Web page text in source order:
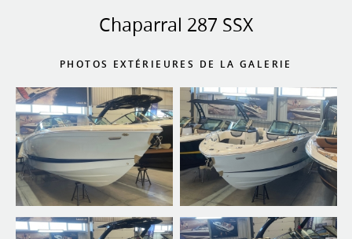
Chaparral 287 SSX
PHOTOS EXTÉRIEURES DE LA GALERIE